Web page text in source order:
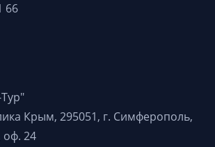
66
Крым, 295051, г. Симферополь,
оф. 24